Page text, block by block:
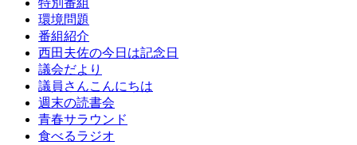
特別番組
環境問題
番組紹介
西田夫佐の今日は記念日
議会だより
議員さんこんにちは
週末の読書会
青春サラウンド
食べるラジオ